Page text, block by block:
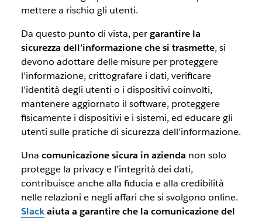
mettere a rischio gli utenti.
Da questo punto di vista, pergarantire la
sicurezza dell’informazione che si trasmette, si
devono adottare delle misure per proteggere
l’informazione, crittografare i dati, verificare
l’identità degli utenti o i dispositivi coinvolti,
mantenere aggiornato il software, proteggere
fisicamente i dispositivi e i sistemi, ed educare gli
utenti sulle pratiche di sicurezza dell’informazione.
Una comunicazione sicura in azienda non solo
protegge la privacy e l’integrità dei dati,
contribuisce anche alla fiducia e alla credibilità
nelle relazioni e negli affari che si svolgono online.
Slackaiuta a garantire che la comunicazione del